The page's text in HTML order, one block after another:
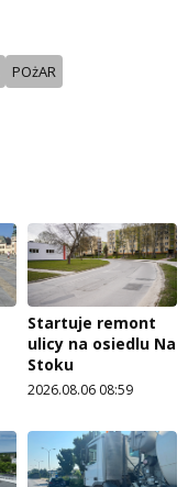
POżAR
Startuje remont
ulicy na osiedlu Na
Stoku
2026.08.06 08:59